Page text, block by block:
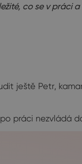
co se v práci a
ještě Petr,
práci nezvládá